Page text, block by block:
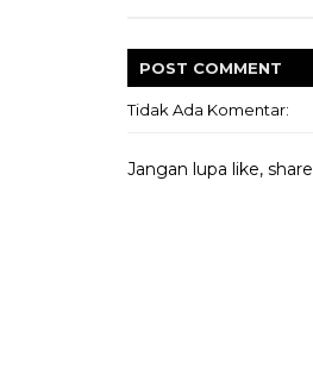
POST COMMENT
Tidak Ada Komentar:
Jangan lupa like,